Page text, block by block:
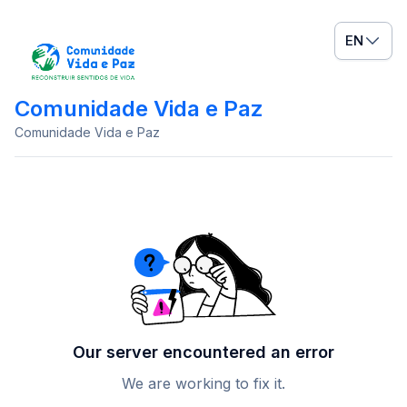
EN
Comunidade Vida e Paz
Comunidade Vida e Paz
Our server encountered an error
We are working to fix it.